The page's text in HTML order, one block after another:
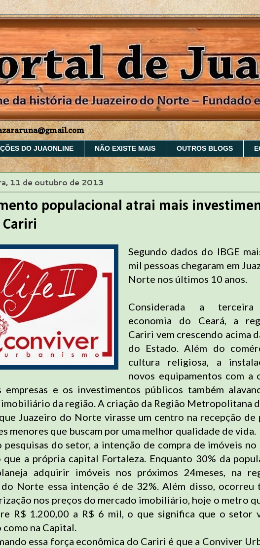
DO JUAONLINE NÃO EXISTE MAIS OUTROS BLOGS
11 de outubro de 2013
populacional atrai mais
Cariri
Segundo dados do IBGE
mil pessoas chegaram em
Norte nos últimos 10 anos.
Considerada a
economia do Ceará, a
Cariri vem crescendo acima
do Estado. Além do
cultura religiosa, a
novos equipamentos com a
empresas e os investimentos públicos também
da região. A criação da Região Metropolitana
Juazeiro do Norte virasse um centro na recepção de
menores que buscam por uma melhor qualidade de vida.
pesquisas do setor, a intenção de compra de imóveis
que a própria capital Fortaleza. Enquanto 30% da
adquirir imóveis nos próximos 24meses, na
do Norte essa intenção é de 32%. Além disso, ocorreu
nos preços do mercado imobiliário, hoje o metro
R$ 1.200,00 a R$ 6 mil, o que significa que o setor
na Capital.
essa força econômica do Cariri é que a Conviver